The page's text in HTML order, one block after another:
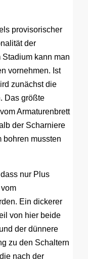
provisorischer
der
Stadium kann man
vornehmen. Ist
zunächst die
Das größte
Armaturenbrett
der Scharniere
bohren mussten
nur Plus
Ein dickerer
von hier beide
der dünnere
zu den Schaltern
nach der